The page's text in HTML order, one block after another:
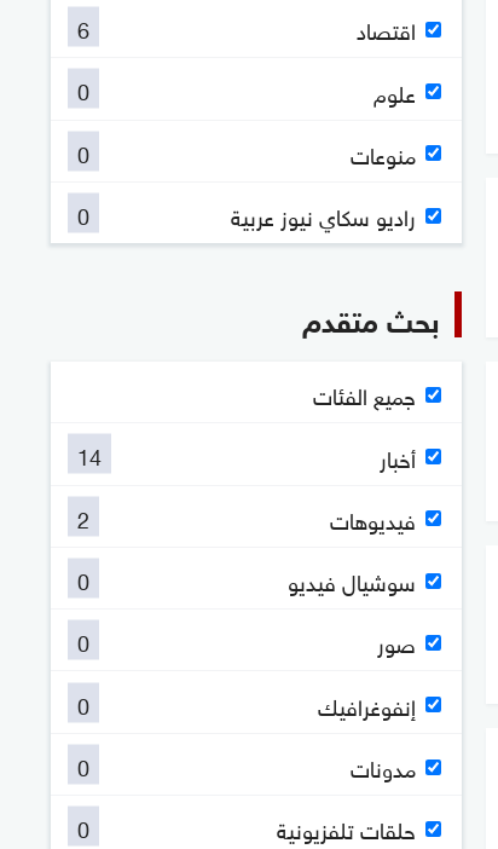
اقتصاد
6
علوم
0
منوعات
0
راديو سكاي نيوز عربية
0
بحث متقدم
جميع الفئات
أخبار
14
فيديوهات
2
سوشيال فيديو
0
صور
0
إنفوغرافيك
0
مدونات
0
حلقات تلفزيونية
0